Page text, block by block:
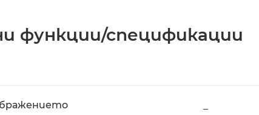
функции/спецификации
–